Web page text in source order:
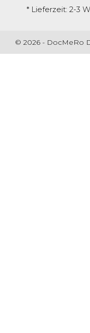
* Lieferzeit: 2-3
© 2026 - DocMeRo